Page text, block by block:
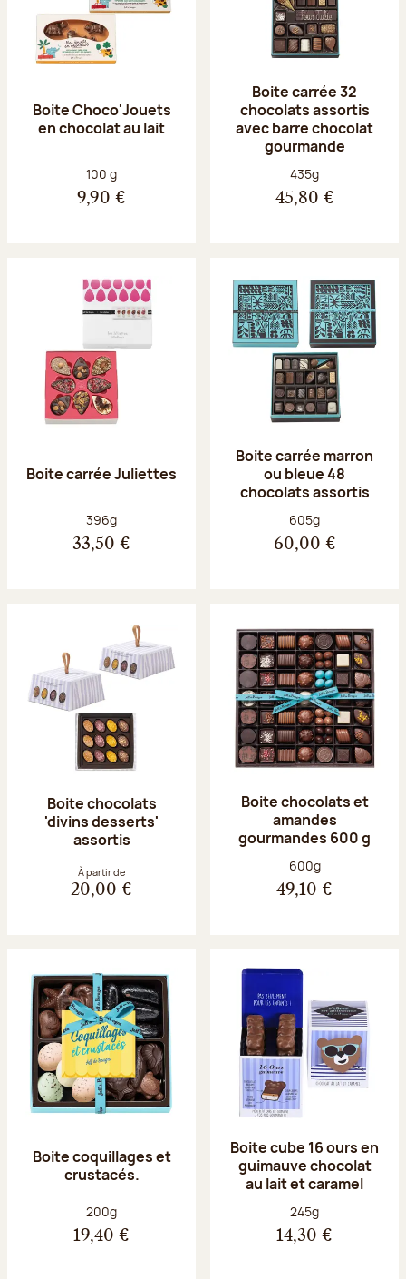
Boite Choco'Jouets
en chocolat au lait
Poids net :
100 g
9,90 €
Boite carrée 32
chocolats assortis
avec barre chocolat
gourmande
Poids net :
435g
45,80 €
Boite carrée Juliettes
Poids net :
396g
33,50 €
Boite carrée marron
ou bleue 48
chocolats assortis
Poids net :
605g
60,00 €
Boite chocolats
'divins desserts'
assortis
À partir de
20,00 €
Boite chocolats et
amandes
gourmandes 600 g
Poids net :
600g
49,10 €
Boite coquillages et
crustacés.
Poids net :
200g
19,40 €
Boite cube 16 ours en
guimauve chocolat
au lait et caramel
Poids net :
245g
14,30 €